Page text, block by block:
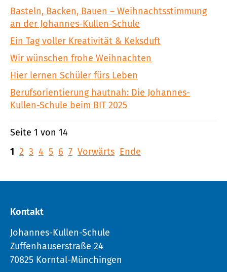
Basteln, Backen, Bauen – Weihnachtsstimmung
an der Johannes-Kullen-Schule
Ein Tag voller Kreativität & Keksduft
Wir wünschen frohe Weihnachten
Hier lernen Schüler fürs Leben
Berufsorientierung hautnah: Die Johannes-
Kullen-Schule beim BIT 2025
Seite 1 von 14
1 2 3 4 5 6 7 Vorwärts Ende
Kontakt
Johannes-Kullen-Schule
Zuffenhauserstraße 24
70825 Korntal-Münchingen